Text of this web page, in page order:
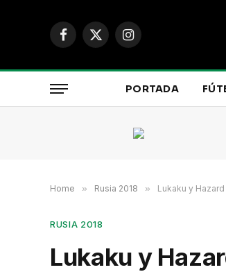
Facebook
X
Instagram
PORTADA
Home » Rusia 2018 » Lukaku y
RUSIA 2018
Lukaku y